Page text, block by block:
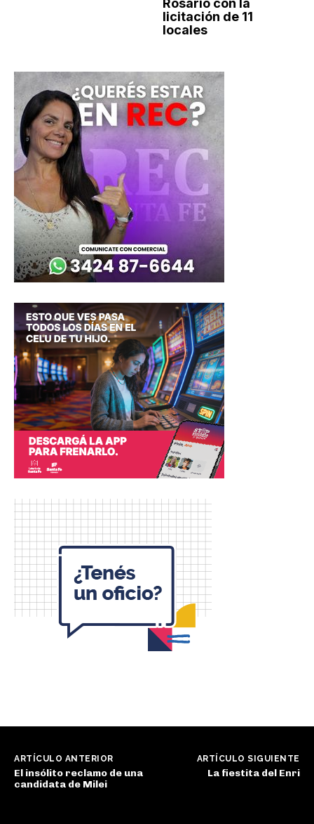
licitación de 11
locales
ARTÍCULO ANTERIOR
El insólito reclamo de una
candidata de Milei
ARTÍCULO SIGUIENTE
La fiestita del Enri